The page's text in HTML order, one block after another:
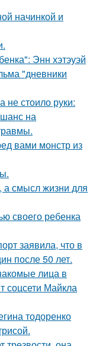
начинкой и
Энн хэтэуэй
"дневники
стоило руки:
на
вами монстр из
а смысл жизни для
своего ребенка
заявила, что в
после 50 лет.
лица в
соцсети Майкла
тодоренко